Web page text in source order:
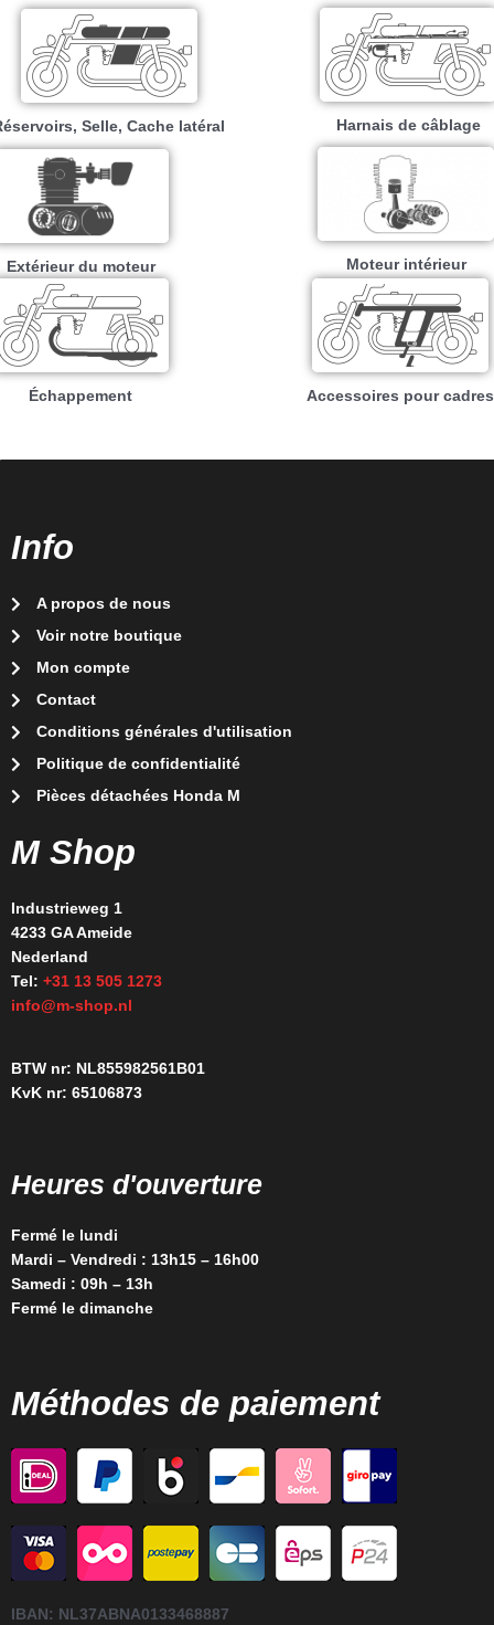
Selle, Cache latéral Harnais de câblage
Extérieur du moteur Moteur intérieur​
Échappement Accessoires pour cadres
Info
A propos de nous
Voir notre boutique
Mon compte
Contact
Conditions générales d'utilisation
Politique de confidentialité
Pièces détachées Honda M
M Shop
Industrieweg 1
4233 GA Ameide
Nederland
Tel: +31 13 505 1273
info@m-shop.nl
BTW nr: NL855982561B01
KvK nr: 65106873
Heures d'ouverture
Fermé le lundi
Mardi – Vendredi : 13h15 – 16h00
Samedi : 09h – 13h
Fermé le dimanche
Méthodes de paiement
IBAN: NL37ABNA0133468887